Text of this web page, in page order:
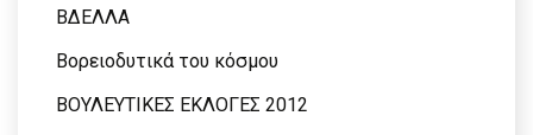
ΒΔΕΛΛΑ
Βορειοδυτικά του κόσμου
ΒΟΥΛΕΥΤΙΚΕΣ ΕΚΛΟΓΕΣ 2012